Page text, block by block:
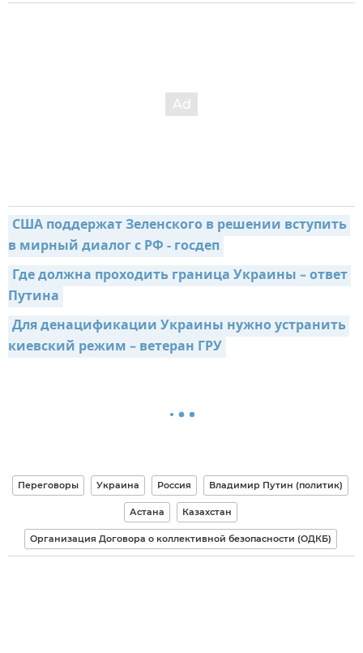
США поддержат Зеленского в решении вступить
в мирный диалог с РФ - госдеп
Где должна проходить граница Украины – ответ
Путина
Для денацификации Украины нужно устранить
киевский режим – ветеран ГРУ
Переговоры Украина Россия Владимир Путин (политик)
Астана Казахстан
Организация Договора о коллективной безопасности (ОДКБ)